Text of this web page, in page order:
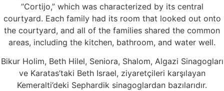
“Cortijo,” which was characterized by its central
courtyard. Each family had its room that looked out onto
the courtyard, and all of the families shared the common
areas, including the kitchen, bathroom, and water well.
Bikur Holim, Beth Hilel, Seniora, Shalom, Algazi Sinagogları
ve Karatas’taki Beth Israel, ziyaretçileri karşılayan
Kemeralti’deki Sephardik sinagoglardan bazılarıdır.